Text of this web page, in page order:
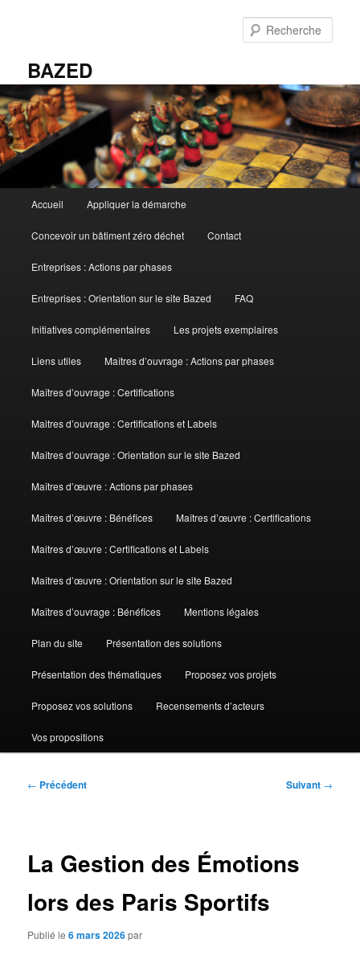
BAZED
principal
Accueil Appliquer la démarche
Concevoir un bâtiment zéro déchet Contact
Entreprises : Actions par phases
Entreprises : Orientation sur le site Bazed FAQ
Initiatives complémentaires Les projets exemplaires
Liens utiles Maîtres d’ouvrage : Actions par phases
Maîtres d’ouvrage : Certifications
Maitres d’ouvrage : Certifications et Labels
Maîtres d’ouvrage : Orientation sur le site Bazed
Maîtres d’œuvre : Actions par phases
Maîtres d’œuvre : Bénéfices Maîtres d’œuvre : Certifications
Maitres d’œuvre : Certifications et Labels
Maîtres d’œuvre : Orientation sur le site Bazed
Maîtres d’ouvrage : Bénéfices Mentions légales
Plan du site Présentation des solutions
Présentation des thématiques Proposez vos projets
Proposez vos solutions Recensements d’acteurs
Vos propositions
Navigation
← Précédent Suivant →
La Gestion des Émotions
lors des Paris Sportifs
Publié le6 mars 2026par